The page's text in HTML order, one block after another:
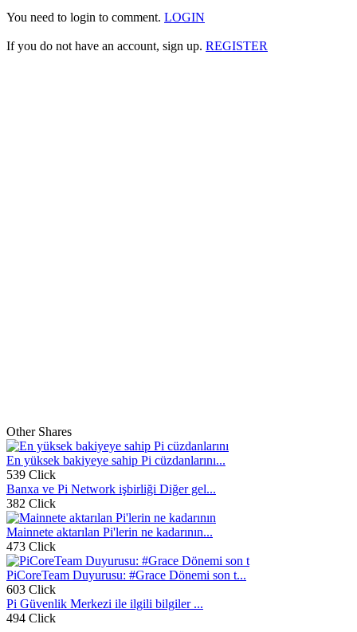
You need to login to comment. LOGIN
If you do not have an account, sign up. REGISTER
Other Shares
En yüksek bakiyeye sahip Pi cüzdanlarını...
539 Click
Banxa ve Pi Network işbirliği Diğer gel...
382 Click
Mainnete aktarılan Pi'lerin ne kadarının...
473 Click
PiCoreTeam Duyurusu: #Grace Dönemi son t...
603 Click
Pi Güvenlik Merkezi ile ilgili bilgiler ...
494 Click